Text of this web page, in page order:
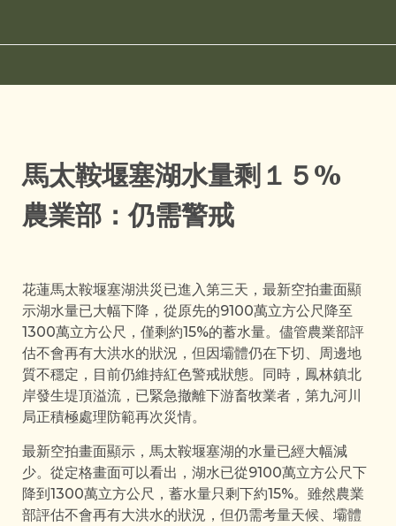
馬太鞍堰塞湖水量剩１５%
農業部：仍需警戒
花蓮馬太鞍堰塞湖洪災已進入第三天，最新空拍畫面顯
示湖水量已大幅下降，從原先的9100萬立方公尺降至
1300萬立方公尺，僅剩約15%的蓄水量。儘管農業部評
估不會再有大洪水的狀況，但因壩體仍在下切、周邊地
質不穩定，目前仍維持紅色警戒狀態。同時，鳳林鎮北
岸發生堤頂溢流，已緊急撤離下游畜牧業者，第九河川
局正積極處理防範再次災情。
最新空拍畫面顯示，馬太鞍堰塞湖的水量已經大幅減
少。從定格畫面可以看出，湖水已從9100萬立方公尺下
降到1300萬立方公尺，蓄水量只剩下約15%。雖然農業
部評估不會再有大洪水的狀況，但仍需考量天候、壩體